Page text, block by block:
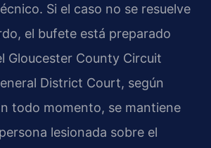
Si el caso no se resuelve
el bufete está preparado
Gloucester County Circuit
District Court, según
todo momento, se mantiene
lesionada sobre el